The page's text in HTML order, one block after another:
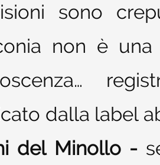
sono
non è
dalla label
del Minollo -